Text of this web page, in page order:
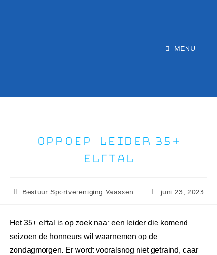
MENU
Oproep: leider 35+
elftal
Bestuur Sportvereniging Vaassen juni 23, 2023
Het 35+ elftal is op zoek naar een leider die komend
seizoen de honneurs wil waarnemen op de
zondagmorgen. Er wordt vooralsnog niet getraind, daar